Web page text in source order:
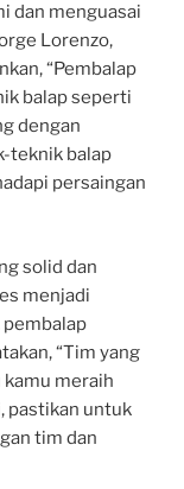
dan menguasai
Lorenzo,
“Pembalap
balap seperti
dengan
teknik balap
persaingan
solid dan
menjadi
pembalap
“Tim yang
meraih
pastikan untuk
tim dan